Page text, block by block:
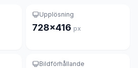
Upplösning
728×416 px
Bildförhållande